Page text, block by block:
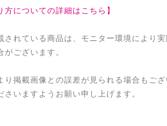
方についての詳細はこちら】
れている商品は、モニター環境により
がございます。
掲載画像との誤差が見られる場合もござ
さいますようお願い申し上げます。